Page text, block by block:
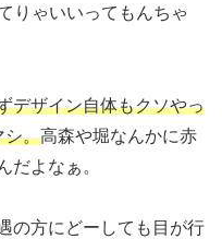
りゃいいってもんちゃ
デザイン自体もクソやっ
シ。高森や堀なんかに赤
だよなぁ。
の方にどーしても目が行